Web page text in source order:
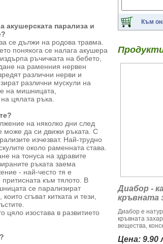
акушерската парализа и
се дължи на родова травма.
понякога се налага акушера
ръчичката на бебето,
на раменния нервен
различни нерви и
различни мускули на
на мишницата,
цялата ръка.
на няколко дни след
може да си движи ръката. С
изчезват. Най-трудно
около раменната става.
на тонуса на здравите
ръката заема
- най-често тя е
към тялото. В
се парализират
сгъват китката и тези,
цяло изостава в развитието
Към
Диабор -
кръвната
Диабор е
кръвната
вещества,
Цена: 9.90